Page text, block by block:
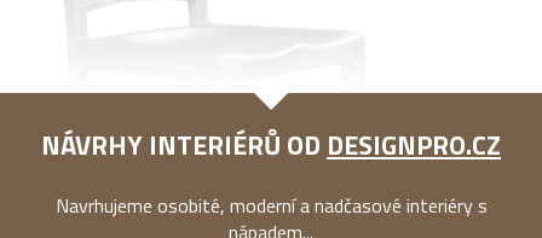
NÁVRHY INTERIÉRŮ OD DESIGNPRO.CZ
Navrhujeme osobité, moderní a nadčasové interiéry s
nápadem...